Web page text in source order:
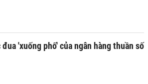
đua 'xuống phố' của ngân hàng thuần số